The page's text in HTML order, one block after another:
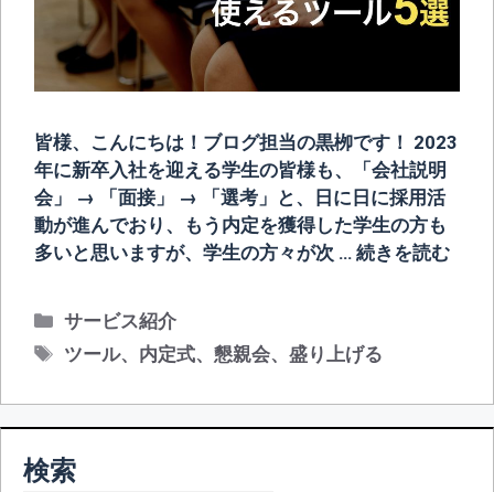
皆様、こんにちは！ブログ担当の黒栁です！ 2023
年に新卒入社を迎える学生の皆様も、「会社説明
会」 → 「面接」 → 「選考」と、日に日に採用活
動が進んでおり、もう内定を獲得した学生の方も
多いと思いますが、学生の方々が次 … 続きを読む
カ
テ
リ
ー
サービス紹介
タ
ツール、 内定式、懇親会、盛り上げる
検索